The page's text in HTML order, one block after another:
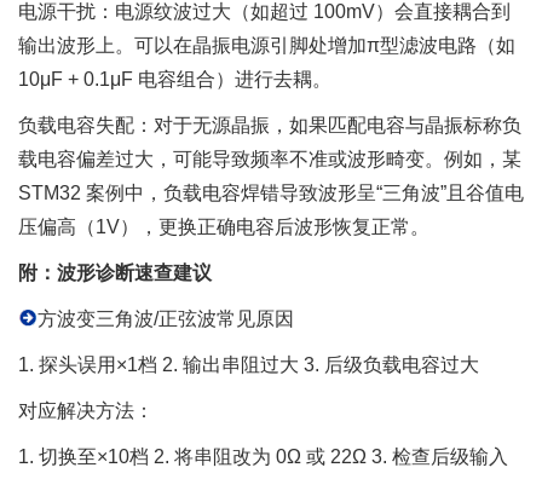
电源干扰：电源纹波过大（如超过 100mV）会直接耦合到
输出波形上。可以在晶振电源引脚处增加π型滤波电路（如
10μF + 0.1μF 电容组合）进行去耦。
负载电容失配：对于无源晶振，如果匹配电容与晶振标称负
载电容偏差过大，可能导致频率不准或波形畸变。例如，某
STM32 案例中，负载电容焊错导致波形呈“三角波”且谷值电
压偏高（1V），更换正确电容后波形恢复正常。
附：波形诊断速查建议
方波变三角波/正弦波常见原因
1. 探头误用×1档 2. 输出串阻过大 3. 后级负载电容过大
对应解决方法：
1. 切换至×10档 2. 将串阻改为 0Ω 或 22Ω 3. 检查后级输入